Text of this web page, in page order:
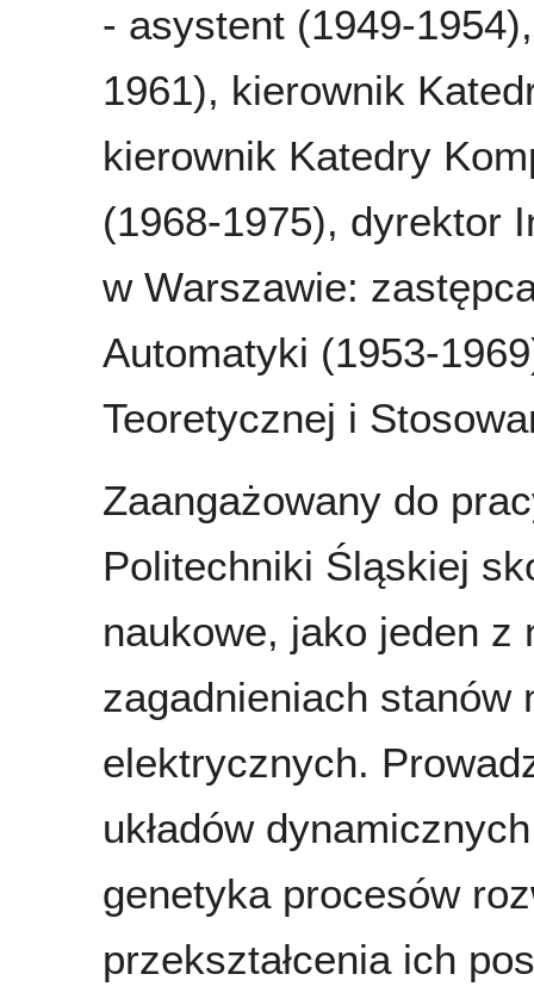
- asystent (1949-
1961), kierownik
kierownik Katedry
(1968-1975), dyrektor
w Warszawie:
Automatyki (1953-
Teoretycznej i
Zaangażowany do
Politechniki Śląskiej
naukowe, jako jeden
zagadnieniach stanów
elektrycznych.
układów
genetyka procesów
przekształcenia ich